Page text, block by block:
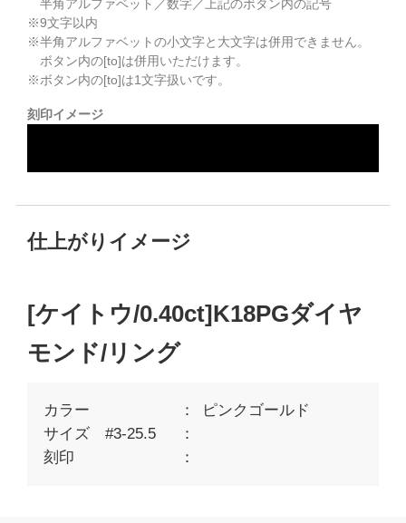
半角アルファベット／数字／上記のボタン内の記号
※9文字以内
※半角アルファベットの小文字と大文字は併用できません。
ボタン内の[to]は併用いただけます。
※ボタン内の[to]は1文字扱いです。
刻印イメージ
仕上がりイメージ
[ケイトウ/0.40ct]K18PGダイヤ
モンド/リング
カラー
ピンクゴールド
サイズ #3-25.5
刻印